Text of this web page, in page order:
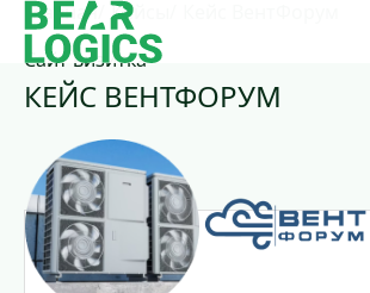
Главная Кейсы
Сайт визитка
КЕЙС ВЕНТФОРУМ